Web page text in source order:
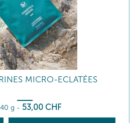
MICRO-ECLATÉES
g - 53,00 CHF